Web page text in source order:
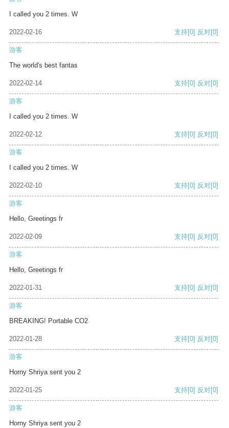
I called you 2 times. W
2022-02-16 支持[0] 反对[0]
游客
The world's best fantas
2022-02-14 支持[0] 反对[0]
游客
I called you 2 times. W
2022-02-12 支持[0] 反对[0]
游客
I called you 2 times. W
2022-02-10 支持[0] 反对[0]
游客
Hello, Greetings fr
2022-02-09 支持[0] 反对[0]
游客
Hello, Greetings fr
2022-01-31 支持[0] 反对[0]
游客
BREAKING! Portable CO2
2022-01-28 支持[0] 反对[0]
游客
Horny Shriya sent you 2
2022-01-25 支持[0] 反对[0]
游客
Horny Shriya sent you 2